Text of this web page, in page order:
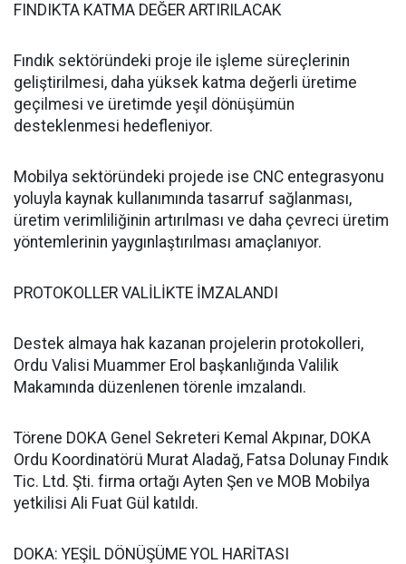
FINDIKTA KATMA DEĞER ARTIRILACAK
Fındık sektöründeki proje ile işleme süreçlerinin
geliştirilmesi, daha yüksek katma değerli üretime
geçilmesi ve üretimde yeşil dönüşümün
desteklenmesi hedefleniyor.
Mobilya sektöründeki projede ise CNC entegrasyonu
yoluyla kaynak kullanımında tasarruf sağlanması,
üretim verimliliğinin artırılması ve daha çevreci üretim
yöntemlerinin yaygınlaştırılması amaçlanıyor.
PROTOKOLLER VALİLİKTE İMZALANDI
Destek almaya hak kazanan projelerin protokolleri,
Ordu Valisi Muammer Erol başkanlığında Valilik
Makamında düzenlenen törenle imzalandı.
Törene DOKA Genel Sekreteri Kemal Akpınar, DOKA
Ordu Koordinatörü Murat Aladağ, Fatsa Dolunay Fındık
Tic. Ltd. Şti. firma ortağı Ayten Şen ve MOB Mobilya
yetkilisi Ali Fuat Gül katıldı.
DOKA: YEŞİL DÖNÜŞÜME YOL HARİTASI